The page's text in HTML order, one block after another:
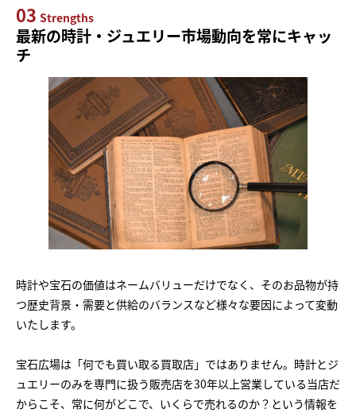
03 Strengths
最新の時計・ジュエリー市場動向を常にキャッ
チ
時計や宝石の価値はネームバリューだけでなく、そのお品物が持
つ歴史背景・需要と供給のバランスなど様々な要因によって変動
いたします。
宝石広場は「何でも買い取る買取店」ではありません。時計とジ
ュエリーのみを専門に扱う販売店を30年以上営業している当店だ
からこそ、常に何がどこで、いくらで売れるのか？という情報を